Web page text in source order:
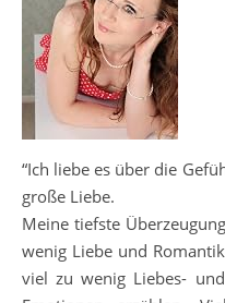
“Ich liebe es über die
große Liebe.
Meine tiefste
wenig Liebe und
viel zu wenig Liebes-